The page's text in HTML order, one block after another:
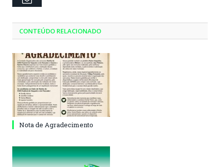
CONTEÚDO RELACIONADO
Nota de Agradecimento